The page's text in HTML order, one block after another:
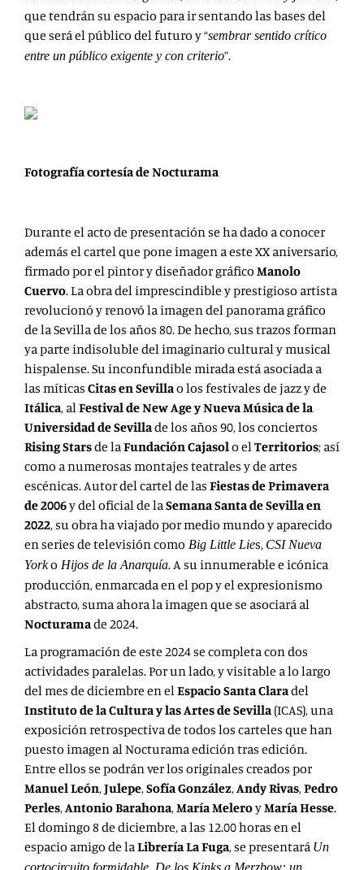
que tendrán su espacio para ir sentando las bases del
que será el público del futuro y “sembrar sentido crítico
entre un público exigente y con criterio”.
Fotografía cortesía de Nocturama
Durante el acto de presentación se ha dado a conocer
además el cartel que pone imagen a este XX aniversario,
firmado por el pintor y diseñador gráfico Manolo
Cuervo. La obra del imprescindible y prestigioso artista
revolucionó y renovó la imagen del panorama gráfico
de la Sevilla de los años 80. De hecho, sus trazos forman
ya parte indisoluble del imaginario cultural y musical
hispalense. Su inconfundible mirada está asociada a
las míticas Citas en Sevillao los festivales de jazz y de
Itálica, alFestival de New AgeyNueva Música de la
Universidad de Sevillade los años 90, los conciertos
Rising Starsde laFundación Cajasolo elTerritorios; así
como a numerosas montajes teatrales y de artes
escénicas. Autor del cartel de las Fiestas de Primavera
de 2006y del oficial de laSemana Santa de Sevilla en
2022, su obra ha viajado por medio mundo y aparecido
en series de televisión como Big Little Lies, CSI Nueva
Yorko Hijos de la Anarquía. A su innumerable e icónica
producción, enmarcada en el pop y el expresionismo
abstracto, suma ahora la imagen que se asociará al
Nocturamade 2024.
La programación de este 2024 se completa condos
actividades paralelas. Por un lado, y visitable a lo largo
del mes de diciembre en elEspacio Santa Claradel
Instituto de la Cultura y las Artes de Sevilla (ICAS), una
exposición retrospectiva de todos los carteles que han
puesto imagen al Nocturama edición tras edición.
Entre ellos se podrán ver los originales creados por
Manuel León,Julepe,Sofía González,Andy Rivas,Pedro
Perles,Antonio Barahona,María MeleroyMaría Hesse.
El domingo 8 de diciembre, a las 12.00 horas en el
espacio amigo de laLibrería La Fuga, se presentará Un
cortocircuito formidable. De los Kinks a Merzbow: un